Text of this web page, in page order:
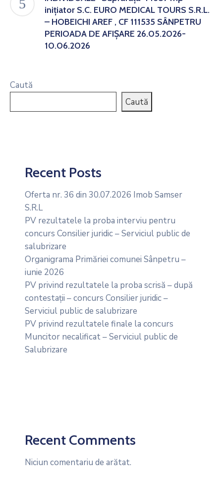
inițiator S.C. EURO MEDICAL TOURS S.R.L.
– HOBEICHI AREF , CF 111535 SÂNPETRU
PERIOADA DE AFIȘARE 26.05.2026-
10.06.2026
Caută
Caută
Recent Posts
Oferta nr. 36 din 30.07.2026 Imob Samser
S.R.L
PV rezultatele la proba interviu pentru
concurs Consilier juridic – Serviciul public de
salubrizare
Organigrama Primăriei comunei Sânpetru –
iunie 2026
PV privind rezultatele la proba scrisă – după
contestații – concurs Consilier juridic –
Serviciul public de salubrizare
PV privind rezultatele finale la concurs
Muncitor necalificat – Serviciul public de
Salubrizare
Recent Comments
Niciun comentariu de arătat.